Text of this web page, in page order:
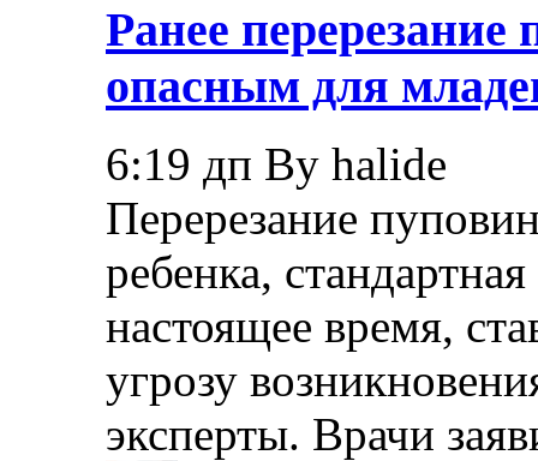
Ранее
опасным для
6:19 дп By halide
Перерезание
ребенка,
настоящее время,
угрозу
эксперты. Врачи